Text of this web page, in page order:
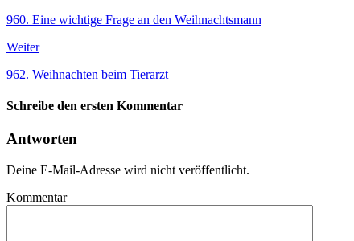
960. Eine wichtige Frage an den Weihnachtsmann
Weiter
962. Weihnachten beim Tierarzt
Schreibe den ersten Kommentar
Antworten
Deine E-Mail-Adresse wird nicht veröffentlicht.
Kommentar